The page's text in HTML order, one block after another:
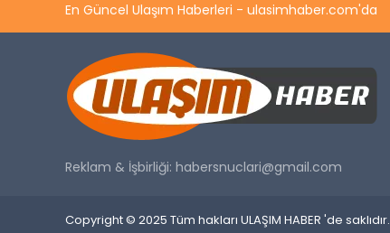
En Güncel Ulaşım Haberleri - ulasimhaber.com'da
Reklam & İşbirliği: habersnuclari@gmail.com
Copyright © 2025 Tüm hakları ULAŞIM HABER 'de saklıdır.